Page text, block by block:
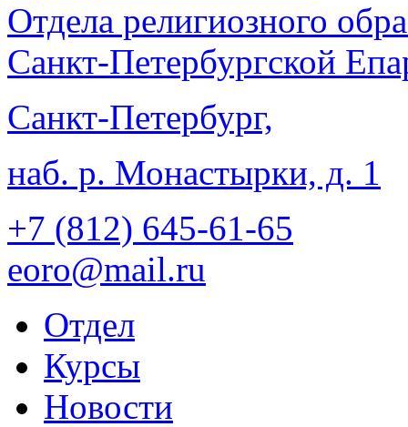
Отдела религиозного
Санкт-Петербургской
Санкт-Петербург,
наб. р. Монастырки, д. 1
+7 (812) 645-61-65
eoro@mail.ru
Отдел
Курсы
Новости